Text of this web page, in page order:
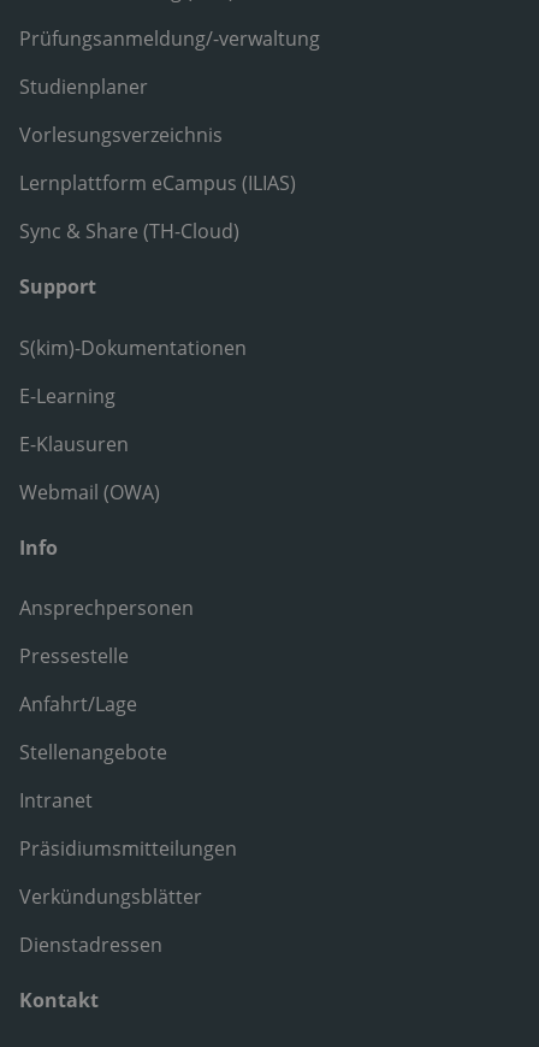
Prüfungsanmeldung/-verwaltung
Studienplaner
Vorlesungsverzeichnis
Lernplattform eCampus (ILIAS)
Sync & Share (TH-Cloud)
Support
S(kim)-Dokumentationen
E-Learning
E-Klausuren
Webmail (OWA)
Info
Ansprechpersonen
Pressestelle
Anfahrt/Lage
Stellenangebote
Intranet
Präsidiumsmitteilungen
Verkündungsblätter
Dienstadressen
Kontakt